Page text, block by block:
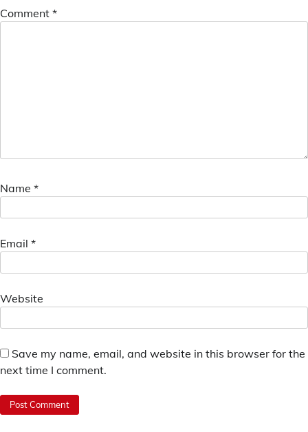
Comment *
Name *
Email *
Website
Save my name, email, and website in this browser for the
next time I comment.